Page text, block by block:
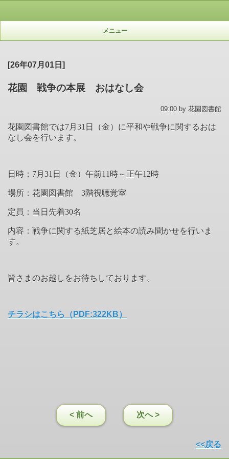
メニュー
[26年07月01日]
花園 戦争の本展 おはなし会
09:00 by 花園図書館
花園図書館では7月31日（金）に平和や戦争に関するおは
なし会を行います。
日時：7月31日（金）午前11時～正午12時
場所：花園図書館 3階視聴覚室
定員：当日先着30名
内容： 戦争に関する紙芝居と絵本の読み聞かせを行いま
す。
皆さまのお越しをお待ちしております。
チラシはこちら（PDF:322KB）
< 前へ 次へ >
<<戻る